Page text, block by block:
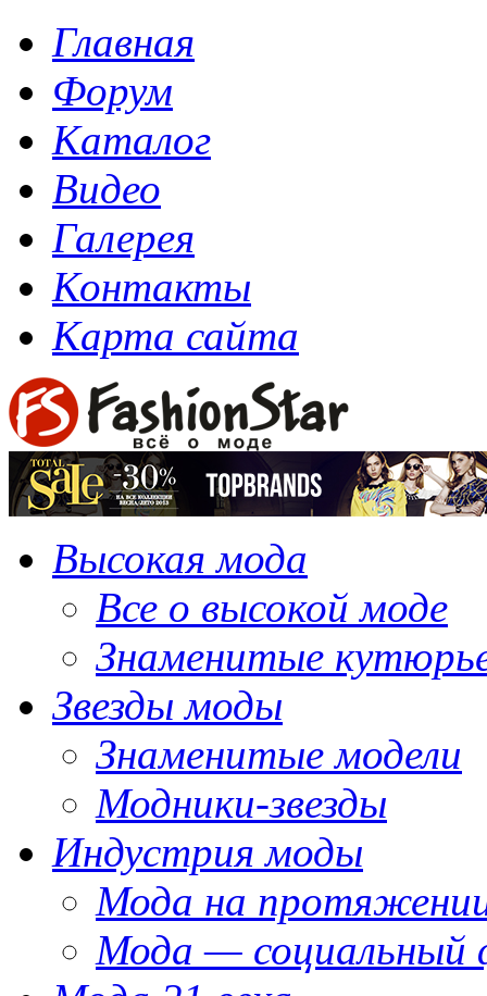
Главная
Форум
Каталог
Видео
Галерея
Контакты
Карта сайта
Высокая мода
Все о высокой моде
Знаменитые
Звезды моды
Знаменитые модели
Модники-звезды
Индустрия моды
Мода на
Мода — социальный